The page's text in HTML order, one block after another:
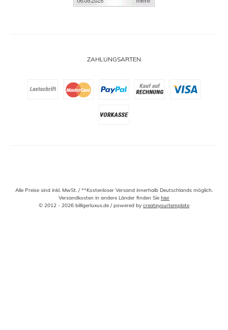
Alle Preise sind inkl. MwSt. / **Kostenloser Versand innerhalb Deutschlands möglich.
Versandkosten in andere Länder finden Sie hier
© 2012 - 2026 billigerluxus.de / powered by createyourtemplate